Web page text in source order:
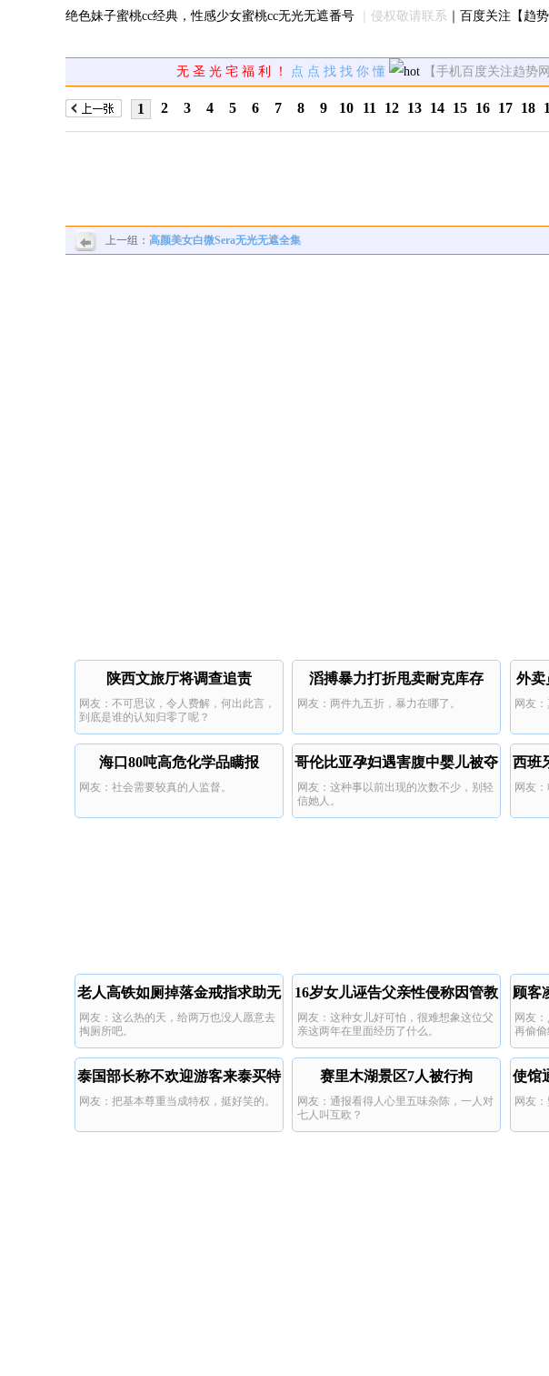
绝色妹子蜜桃cc经典，性感少女蜜桃cc无光无遮番号
｜侵权敬请联系 ｜百度关注【趋
无 圣 光 宅 福 利 ！ 点 点 找 找 你 懂 【手机百度关注趋势
1 2 3 4 5 6 7 8 9 10 11 12 13 14 15 16 17 18
上一组： 高颜美女白微Sera无光无遮全集
陕西文旅厅将调查追责
网友：不可思议，令人费解，何出此言，
到底是谁的认知归零了呢？
滔搏暴力打折甩卖耐克库存
网友：两件九五折，暴力在哪了。
外卖
网友
海口80吨高危化学品瞒报
网友：社会需要较真的人监督。
哥伦比亚孕妇遇害腹中婴儿被夺
网友：这种事以前出现的次数不少，别轻
信她人。
西班
网友
老人高铁如厕掉落金戒指求助无
网友：这么热的天，给两万也没人愿意去
掏厕所吧。
16岁女儿诬告父亲性侵称因管教
太严
网友：这种女儿好可怕，很难想象这位父
亲这两年在里面经历了什么。
顾客
网友
再偷偷
泰国部长称不欢迎游客来泰买特
网友：把基本尊重当成特权，挺好笑的。
赛里木湖景区7人被行拘
网友：通报看得人心里五味杂陈，一人对
七人叫互欧？
使馆
网友